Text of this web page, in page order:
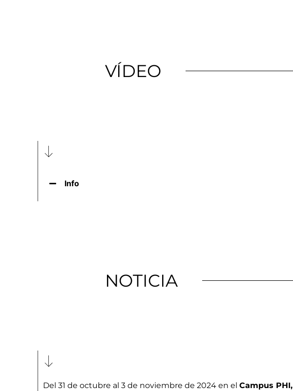
VÍDEO
Info
NOTICIA
Del 31 de octubre al 3 de noviembre de 2024 en elCampus PHI,